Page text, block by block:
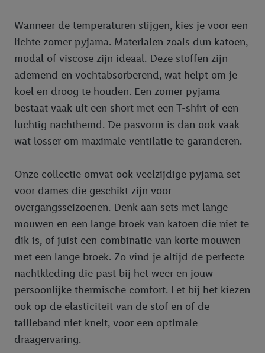
Wanneer de temperaturen stijgen, kies je voor een
lichte zomer pyjama. Materialen zoals dun katoen,
modal of viscose zijn ideaal. Deze stoffen zijn
ademend en vochtabsorberend, wat helpt om je
koel en droog te houden. Een zomer pyjama
bestaat vaak uit een short met een T-shirt of een
luchtig nachthemd. De pasvorm is dan ook vaak
wat losser om maximale ventilatie te garanderen.
Onze collectie omvat ook veelzijdige pyjama set
voor dames die geschikt zijn voor
overgangsseizoenen. Denk aan sets met lange
mouwen en een lange broek van katoen die niet te
dik is, of juist een combinatie van korte mouwen
met een lange broek. Zo vind je altijd de perfecte
nachtkleding die past bij het weer en jouw
persoonlijke thermische comfort. Let bij het kiezen
ook op de elasticiteit van de stof en of de
tailleband niet knelt, voor een optimale
draagervaring.